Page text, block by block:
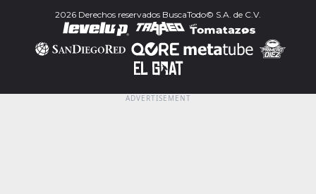
2026 Derechos reservados BuscaTodo© S.A. de C.V.